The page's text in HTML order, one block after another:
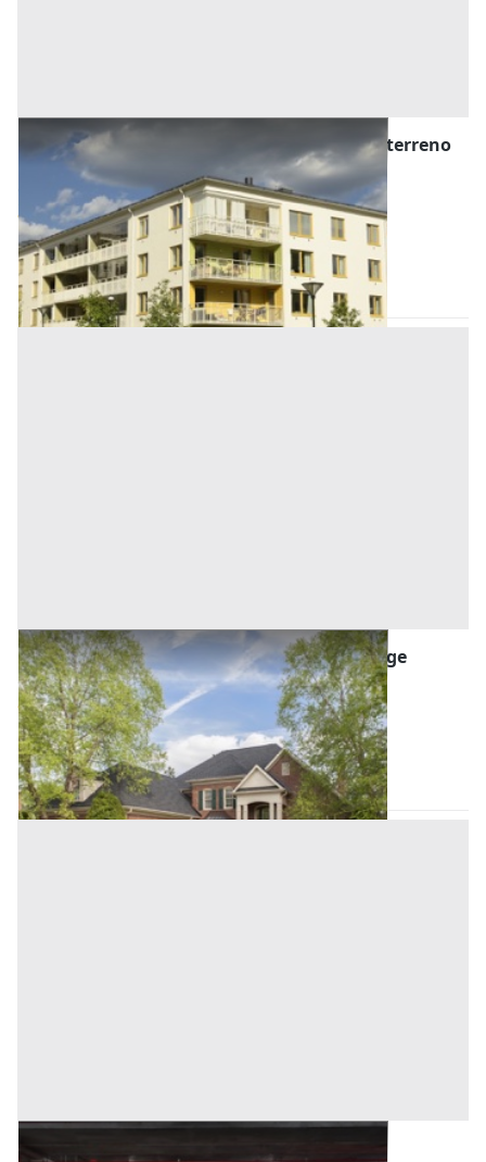
Asta Beni residenziali con appartamenti e terreno
disponibili
(Lucca)
Offerta minima
34.344 € 45.792 €
Codice asta: 58a4ec16
09/11/2026
Asta Villa unifamiliare con giardino e garage
Lucca (Lucca)
Offerta minima
862.500 € 1.150.000 €
Codice asta:41063991
05/11/2026